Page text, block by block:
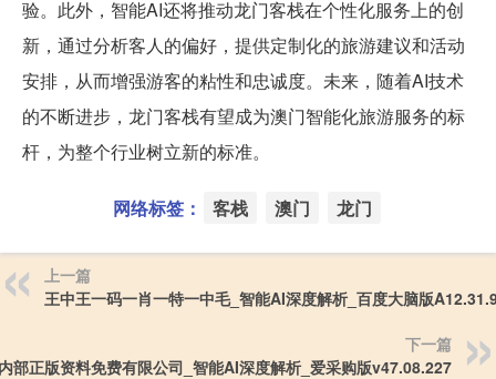
验。此外，智能AI还将推动龙门客栈在个性化服务上的创
新，通过分析客人的偏好，提供定制化的旅游建议和活动
安排，从而增强游客的粘性和忠诚度。未来，随着AI技术
的不断进步，龙门客栈有望成为澳门智能化旅游服务的标
杆，为整个行业树立新的标准。
网络标签： 客栈 澳门 龙门
上一篇
王中王一码一肖一特一中毛_智能AI深度解析_百度大脑版
下一篇
部正版资料免费有限公司_智能AI深度解析_爱采购版v47.08.227